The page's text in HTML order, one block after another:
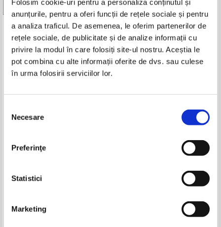
Folosim cookie-uri pentru a personaliza conținutul și
anunțurile, pentru a oferi funcții de rețele sociale și pentru
a analiza traficul. De asemenea, le oferim partenerilor de
rețele sociale, de publicitate și de analize informații cu
privire la modul în care folosiți site-ul nostru. Aceștia le
pot combina cu alte informații oferite de dvs. sau culese
în urma folosirii serviciilor lor.
consimțământului
Necesare
Preferinţe
Statistici
Marketing
Vezi toate edițiile »
Produse din aceeasi categorie
-30%
Pret:79,00Lei
Biblia sau Sfanta Scriptura a
trimiteri si cuvintele Domnului
Isus in rosu (2024)
-35%